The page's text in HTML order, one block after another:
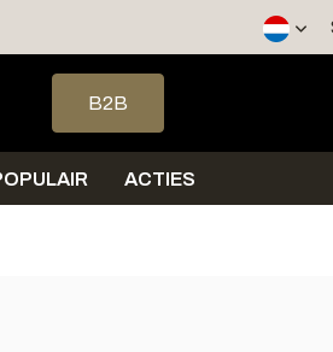
op en neer om een beschikbaar
B2B
ACTIES